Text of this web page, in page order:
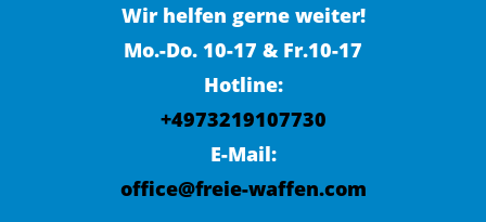
Wir helfen gerne weiter!
Mo.-Do. 10-17 & Fr.10-17
Hotline:
+4973219107730
E-Mail:
office@freie-waffen.com